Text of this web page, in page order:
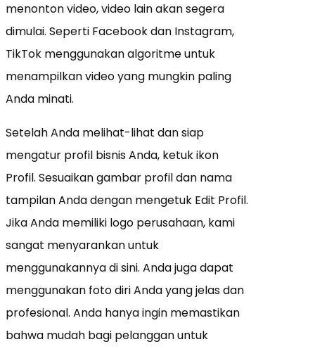
menonton video, video lain akan segera
dimulai. Seperti Facebook dan Instagram,
TikTok menggunakan algoritme untuk
menampilkan video yang mungkin paling
Anda minati.
Setelah Anda melihat-lihat dan siap
mengatur profil bisnis Anda, ketuk ikon
Profil. Sesuaikan gambar profil dan nama
tampilan Anda dengan mengetuk Edit Profil.
Jika Anda memiliki logo perusahaan, kami
sangat menyarankan untuk
menggunakannya di sini. Anda juga dapat
menggunakan foto diri Anda yang jelas dan
profesional. Anda hanya ingin memastikan
bahwa mudah bagi pelanggan untuk